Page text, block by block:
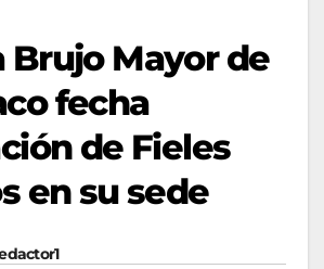
Brujo Mayor de
fecha
de Fieles
en su sede